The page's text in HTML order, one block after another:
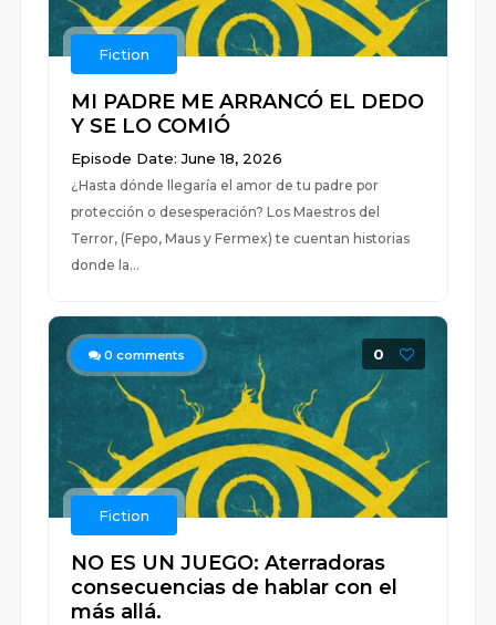
Fiction
MI PADRE ME ARRANCÓ EL DEDO
Y SE LO COMIÓ
Episode Date: June 18, 2026
¿Hasta dónde llegaría el amor de tu padre por
protección o desesperación? Los Maestros del
Terror, (Fepo, Maus y Fermex) te cuentan historias
donde la...
0 comments 0
Fiction
NO ES UN JUEGO: Aterradoras
consecuencias de hablar con el
más allá.